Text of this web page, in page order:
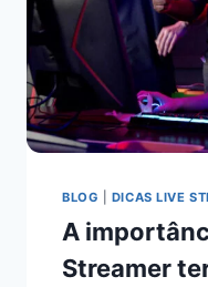
BLOG DICAS LIVE
A
Streamer